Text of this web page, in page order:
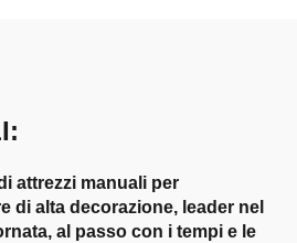
attrezzi manuali per
di alta decorazione, leader nel
al passo con i tempi e le